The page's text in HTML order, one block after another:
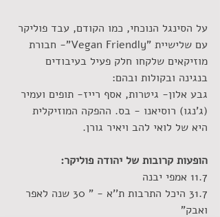
על הסינגל הנוכחי, כמו הקודם, עבד פוליקר
עם שלישיית "Vegan Friendly"- חבורת
מוזיקאים שלקחו חלק פעיל בעיבודים
בנגינה ובקולות ובהם:
גבע אלון- גיטרות, אסף רייז- תופים ועמיר
(ג'נגו) רוסיאנו - בס. ההפקה המוזיקלית
היא של לואי להב ויאיר גורן.
הופעות קרובות של יהודה פוליקר:
11.7 אמפי יבנה
31.7 היכל התרבות ת''א - " 30 שנה לאפר
ואבק"